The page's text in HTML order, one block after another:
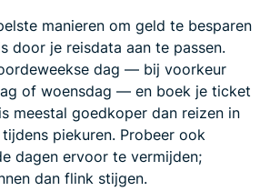
manieren om geld te besparen
door je reisdata aan te passen.
dag — bij voorkeur
of woensdag — en boek je ticket
meestal goedkoper dan reizen in
piekuren. Probeer ook
dagen ervoor te vermijden;
dan flink stijgen.